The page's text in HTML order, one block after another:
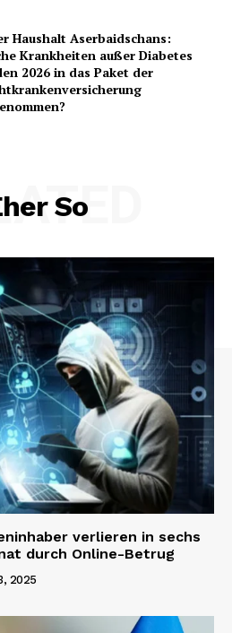
Haushalt Aserbaidschans:
Krankheiten außer Diabetes
2026 in das Paket der
So
verlieren in sechs
durch Online-Betrug
2025